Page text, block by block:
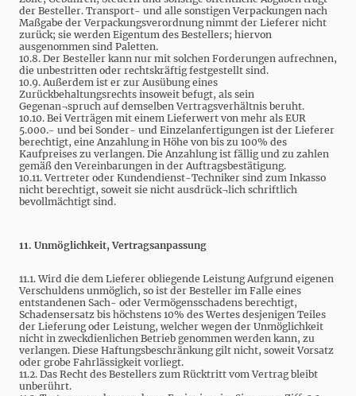
der Besteller. Transport- und alle sonstigen Verpackungen nach
Maßgabe der Verpackungsverordnung nimmt der Lieferer nicht
zurück; sie werden Eigentum des Bestellers; hiervon
ausgenommen sind Paletten.
10.8. Der Besteller kann nur mit solchen Forderungen aufrechnen,
die unbestritten oder rechtskräftig festgestellt sind.
10.9. Außerdem ist er zur Ausübung eines
Zurückbehaltungsrechts insoweit befugt, als sein
Gegenan¬spruch auf demselben Vertragsverhältnis beruht.
10.10. Bei Verträgen mit einem Lieferwert von mehr als EUR
5.000.- und bei Sonder- und Einzelanfertigungen ist der Lieferer
berechtigt, eine Anzahlung in Höhe von bis zu 100% des
Kaufpreises zu verlangen. Die Anzahlung ist fällig und zu zahlen
gemäß den Vereinbarungen in der Auftragsbestätigung.
10.11. Vertreter oder Kundendienst-Techniker sind zum Inkasso
nicht berechtigt, soweit sie nicht ausdrück¬lich schriftlich
bevollmächtigt sind.
11. Unmöglichkeit, Vertragsanpassung
11.1. Wird die dem Lieferer obliegende Leistung Aufgrund eigenen
Verschuldens unmöglich, so ist der Besteller im Falle eines
entstandenen Sach- oder Vermögensschadens berechtigt,
Schadensersatz bis höchstens 10% des Wertes desjenigen Teiles
der Lieferung oder Leistung, welcher wegen der Unmöglichkeit
nicht in zweckdienlichen Betrieb genommen werden kann, zu
verlangen. Diese Haftungsbeschränkung gilt nicht, soweit Vorsatz
oder grobe Fahrlässigkeit vorliegt.
11.2. Das Recht des Bestellers zum Rücktritt vom Vertrag bleibt
unberührt.